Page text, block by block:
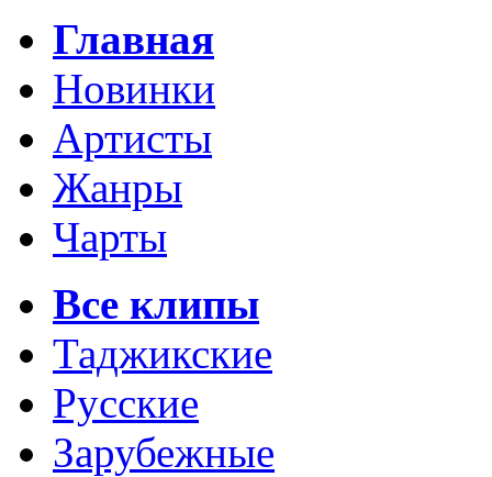
Главная
Новинки
Артисты
Жанры
Чарты
Все клипы
Таджикские
Русские
Зарубежные